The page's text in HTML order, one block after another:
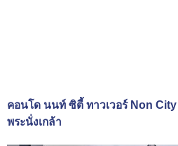
คอนโด นนท์ ซิตี้ ทาวเวอร์ Non
พระนั่งเกล้า